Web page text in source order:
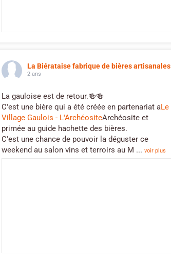
La Biérataise fabrique de bières artisanales
2 ans
La gauloise est de retour.🍻🍻
C'est une bière qui a été créée en partenariat aLe
Village Gaulois - L'ArchéositeArchéosite et
primée au guide hachette des bières.
C'est une chance de pouvoir la déguster ce
weekend au salon vins et terroirs au M ... voir plus